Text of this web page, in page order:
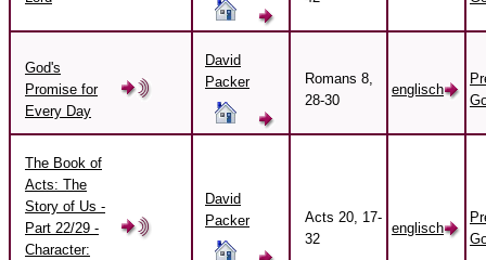
God's
Promise for
Every Day
David
Packer
Romans 8,
28-30
englisch
The Book of
Acts: The
Story of Us -
Part 22/29 -
Character:
David
Packer
Acts 20, 17-
32
englisch